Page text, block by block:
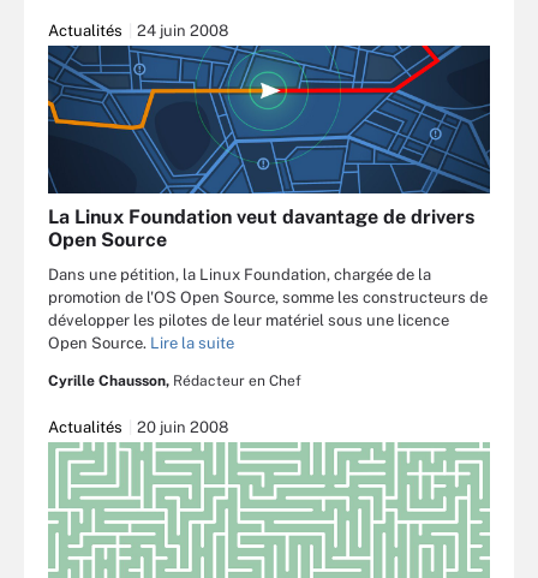
Actualités 24 juin 2008
La Linux Foundation veut davantage de drivers
Open Source
Dans une pétition, la Linux Foundation, chargée de la
promotion de l'OS Open Source, somme les constructeurs de
développer les pilotes de leur matériel sous une licence
Open Source. Lire la suite
Cyrille Chausson, Rédacteur en Chef
Actualités 20 juin 2008